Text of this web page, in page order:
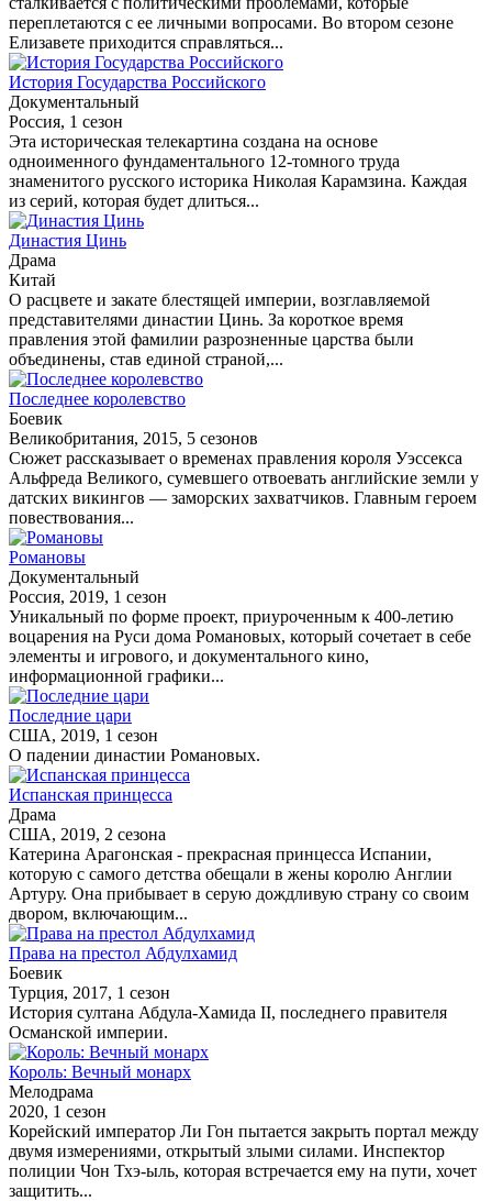
переплетаются с ее личными вопросами. Во втором сезоне
Елизавете приходится справляться...
История Государства Российского
Документальный
Россия, 1 сезон
Эта историческая телекартина создана на основе
одноименного фундаментального 12-томного труда
знаменитого русского историка Николая Карамзина. Каждая
из серий, которая будет длиться...
Династия Цинь
Драма
Китай
О расцвете и закате блестящей империи, возглавляемой
представителями династии Цинь. За короткое время
правления этой фамилии разрозненные царства были
объединены, став единой страной,...
Последнее королевство
Боевик
Великобритания, 2015, 5 сезонов
Сюжет рассказывает о временах правления короля Уэссекса
Альфреда Великого, сумевшего отвоевать английские земли у
датских викингов — заморских захватчиков. Главным героем
повествования...
Романовы
Документальный
Россия, 2019, 1 сезон
Уникальный по форме проект, приуроченным к 400-летию
воцарения на Руси дома Романовых, который сочетает в себе
элементы и игрового, и документального кино,
информационной графики...
Последние цари
США, 2019, 1 сезон
О падении династии Романовых.
Испанская принцесса
Драма
США, 2019, 2 сезона
Катерина Арагонская - прекрасная принцесса Испании,
которую с самого детства обещали в жены королю Англии
Артуру. Она прибывает в серую дождливую страну со своим
двором, включающим...
Права на престол Абдулхамид
Боевик
Турция, 2017, 1 сезон
История султана Абдула-Хамида II, последнего правителя
Османской империи.
Король: Вечный монарх
Мелодрама
2020, 1 сезон
Корейский император Ли Гон пытается закрыть портал между
двумя измерениями, открытый злыми силами. Инспектор
полиции Чон Тхэ-ыль, которая встречается ему на пути, хочет
защитить...